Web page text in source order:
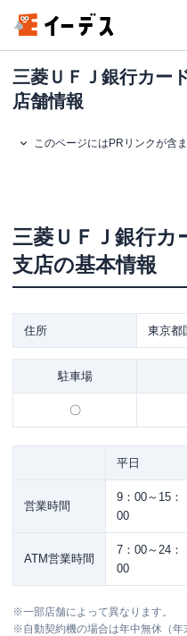
三菱ＵＦＪ銀行カー
店舗情報
このページにはPRリンクが含
三菱ＵＦＪ銀行カ
支店の基本情報
住所 東京都
駐車場
〇
平日
営業時間
9：00～15：
00
ATM営業時間
7：00～24：
00
※一部店舗によって異なります。
※自動契約機の場合は年中無休（年